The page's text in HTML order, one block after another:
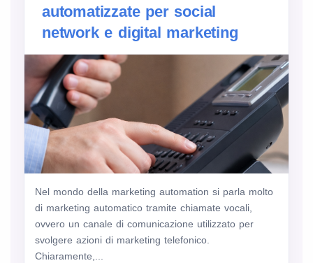
automatizzate per social
network e digital marketing
Nel mondo della marketing automation si parla molto
di marketing automatico tramite chiamate vocali,
ovvero un canale di comunicazione utilizzato per
svolgere azioni di marketing telefonico.
Chiaramente,...